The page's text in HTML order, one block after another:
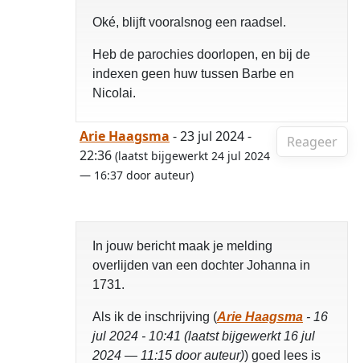
Oké, blijft vooralsnog een raadsel.
Heb de parochies doorlopen, en bij de
indexen geen huw tussen Barbe en
Nicolai.
Reageer
Arie Haagsma - 23 jul 2024 -
22:36 (laatst bijgewerkt 24 jul 2024
— 16:37 door auteur)
In jouw bericht maak je melding
overlijden van een dochter Johanna in
1731.
Als ik de inschrijving (Arie Haagsma - 16
jul 2024 - 10:41 (laatst bijgewerkt 16 jul
2024 — 11:15 door auteur)) goed lees is